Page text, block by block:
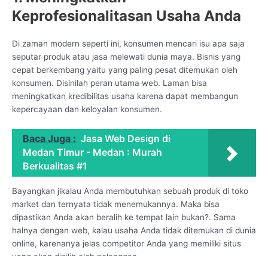
Keprofesionalitasan Usaha Anda
Di zaman modern seperti ini, konsumen mencari isu apa saja
seputar produk atau jasa melewati dunia maya. Bisnis yang
cepat berkembang yaitu yang paling pesat ditemukan oleh
konsumen. Disinilah peran utama web. Laman bisa
meningkatkan kredibilitas usaha karena dapat membangun
kepercayaan dan keloyalan konsumen.
Baca Juga : Jasa Web Design di
Medan Timur - Medan : Murah
Berkualitas #1
Bayangkan jikalau Anda membutuhkan sebuah produk di toko
market dan ternyata tidak menemukannya. Maka bisa
dipastikan Anda akan beralih ke tempat lain bukan?. Sama
halnya dengan web, kalau usaha Anda tidak ditemukan di dunia
online, karenanya jelas competitor Anda yang memiliki situs